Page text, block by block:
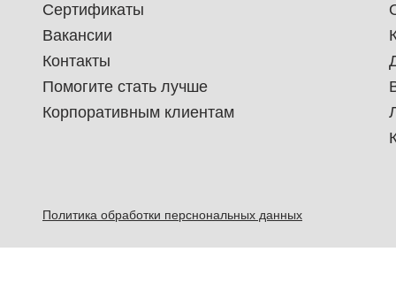
Сертификаты
Вакансии
Контакты
Помогите стать лучше
Корпоративным клиентам
Политика обработки перснональных данных